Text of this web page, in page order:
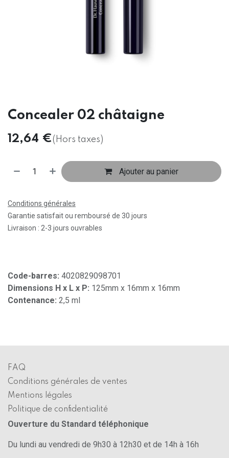
Concealer 02 châtaigne
12,64 €(Hors taxes)
Ajouter au panier
Conditions générales
Garantie satisfait ou remboursé de 30 jours
Livraison : 2-3 jours ouvrables
Code-barres: 4020829098701
Dimensions H x L x P: 125mm x 16mm x 16mm
Contenance: 2,5 ml
FAQ
Conditions générales de ventes
Mentions légales
Politique de confidentialité
Ouverture du Standard téléphonique
Du lundi au vendredi de 9h30 à 12h30 et de 14h à 16h